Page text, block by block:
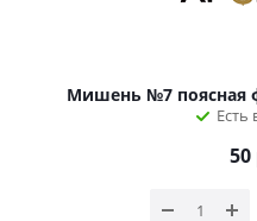
Мишень №7 поясная
Есть
50